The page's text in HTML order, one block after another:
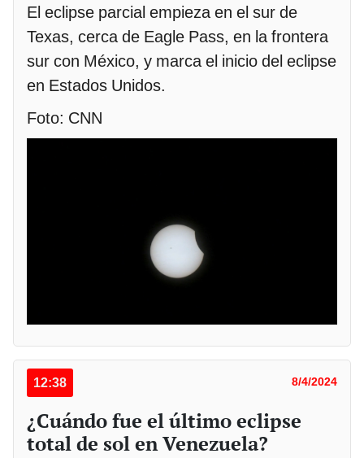
El eclipse parcial empieza en el sur de
Texas, cerca de Eagle Pass, en la frontera
sur con México, y marca el inicio del eclipse
en Estados Unidos.
Foto: CNN
12:38 8/4/2024
¿Cuándo fue el último eclipse
total de sol en Venezuela?